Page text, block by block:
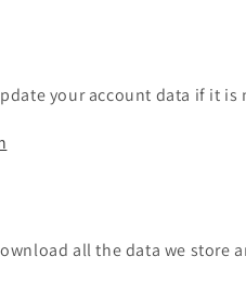
your account data if it is
all the data we store